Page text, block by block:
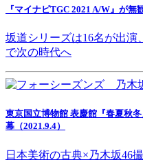
『マイナビTGC 2021 A/W』が無
坂道シリーズは16名が出演
で次の時代へ
東京国立博物館 表慶館『春夏秋
幕（2021.9.4）
日本美術の古典×乃木坂46